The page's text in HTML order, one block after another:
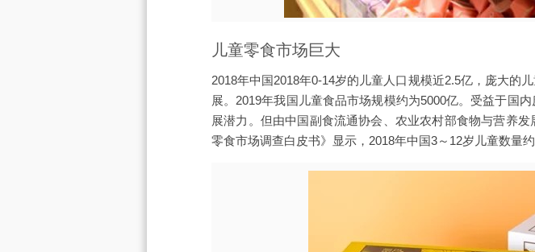
儿童零食市场巨大
2018年中国2018年0-14岁的儿童人口规模近2.5亿，庞大的
展。2019年我国儿童食品市场规模约为5000亿。受益于国
展潜力。但由中国副食流通协会、农业农村部食物与营养
零食市场调查白皮书》显示，2018年中国3～12岁儿童数量约